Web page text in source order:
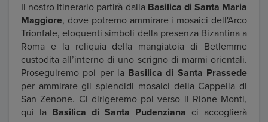
Il nostro itinerario partirà dalla Basilica di Santa Maria
Maggiore, dove potremo ammirare i mosaici dell'Arco
Trionfale, eloquenti simboli della presenza Bizantina a
Roma e la reliquia della mangiatoia di Betlemme
custodita all’interno di uno scrigno di marmi orientali.
Proseguiremo poi per la Basilica di Santa Prassede
per ammirare gli splendidi mosaici della Cappella di
San Zenone. Ci dirigeremo poi verso il Rione Monti,
qui la Basilica di Santa Pudenziana ci accoglierà